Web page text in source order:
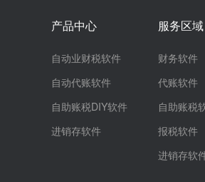
产品中心
自动业财税软件
自动代账软件
自助账税DIY软件
进销存软件
服务区域
财务软件
代账软件
自助账税
报税软件
进销存软